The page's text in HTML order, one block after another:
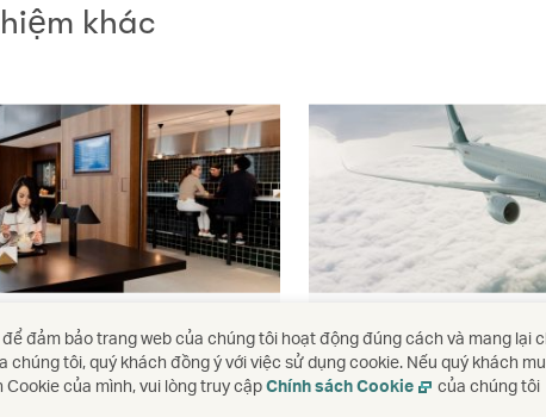
khác
chúng tôi
chờ của chúng tôi
Máy bay và
Khám phá đội máy bay
đảm bảo trang web của chúng tôi hoạt động đúng cách và mang lại
chúng tôi, quý khách đồng ý với việc sử dụng cookie. Nếu quý khách
của mình, vui lòng truy cậpChính sách Cookie của chúng tôi